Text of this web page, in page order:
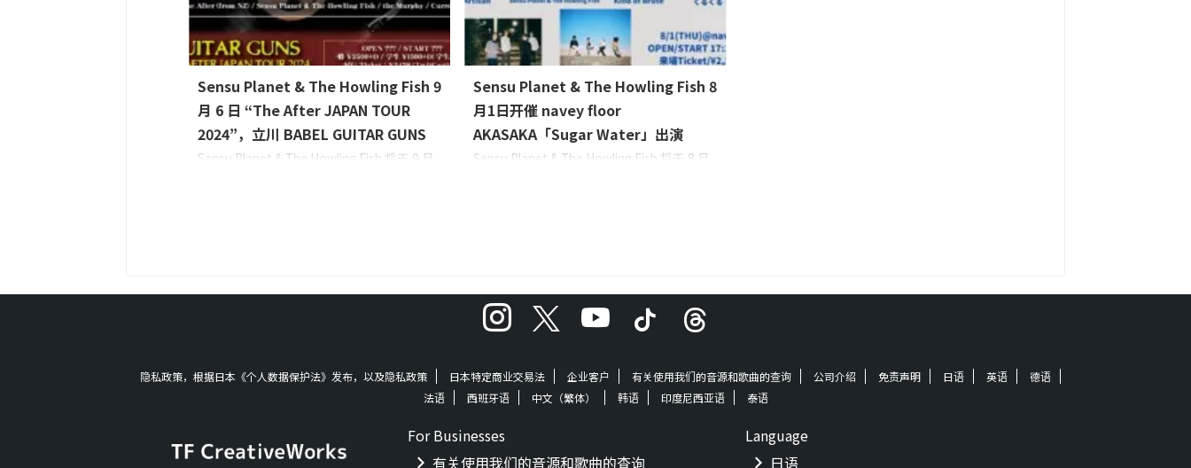
Sensu Planet & The Howling Fish 9
月 6 日 “The After JAPAN TOUR
2024”，立川 BABEL GUITAR GUNS
Sensu Planet & The Howling Fish 将于 9 月
Sensu Planet & The Howling Fish 8
月1日开催 navey floor
AKASAKA「Sugar Water」出演
Sensu Planet & The Howling Fish 将于 8 月
floor AK ...
隐私政策，根据日本《个人数据保护法》发布，以及隐私政策 日本特定商业交易法 企业客户 有关使用我们的音源和歌曲的查询 公司介绍 免责声明 日语 英语
德语
法语
西班牙语 中文（繁体） 韩语 印度尼西亚语 泰语
For Businesses
有关使用我们的音源和歌曲的查询
Language
日语